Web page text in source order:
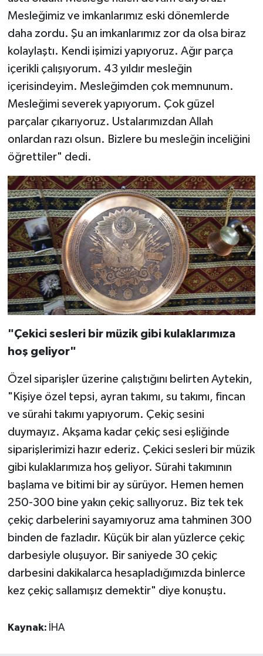
Mesleğimiz ve imkanlarımız eski dönemlerde
daha zordu. Şu an imkanlarımız zor da olsa biraz
kolaylaştı. Kendi işimizi yapıyoruz. Ağır parça
içerikli çalışıyorum. 43 yıldır mesleğin
içerisindeyim. Mesleğimden çok memnunum.
Mesleğimi severek yapıyorum. Çok güzel
parçalar çıkarıyoruz. Ustalarımızdan Allah
onlardan razı olsun. Bizlere bu mesleğin inceliğini
öğrettiler" dedi.
"Çekici sesleri bir müzik gibi kulaklarımıza
hoş geliyor"
Özel siparişler üzerine çalıştığını belirten Aytekin,
"Kişiye özel tepsi, ayran takımı, su takımı, fincan
ve sürahi takımı yapıyorum. Çekiç sesini
duymayız. Akşama kadar çekiç sesi eşliğinde
siparişlerimizi hazır ederiz. Çekici sesleri bir müzik
gibi kulaklarımıza hoş geliyor. Sürahi takımının
başlama ve bitimi bir ay sürüyor. Hemen hemen
250-300 bine yakın çekiç sallıyoruz. Biz tek tek
çekiç darbelerini sayamıyoruz ama tahminen 300
binden de fazladır. Küçük bir alan yüzlerce çekiç
darbesiyle oluşuyor. Bir saniyede 30 çekiç
darbesini dakikalarca hesapladığımızda binlerce
kez çekiç sallamışız demektir" diye konuştu.
Kaynak: İHA